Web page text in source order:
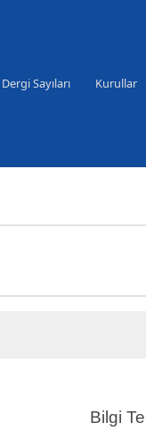
Dergi Sayıları Kurullar
Bilgi